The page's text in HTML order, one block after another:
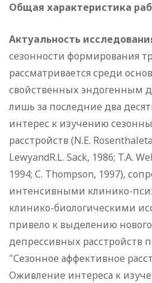
Общая характеристика
Актуальность
сезонности формирования
рассматривается среди
свойственных эндогенным
лишь за последние два
интерес к изучению
расстройств (N.E.
LewyandR.L. Sack, 1986; T.A.
1994; C. Thompson, 1997),
интенсивными клинико-
клинико-биологическими
привело к выделению
депрессивных расстройств
"Сезонное аффективное
Оживление интереса к